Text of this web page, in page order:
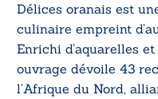
Délices oranais est
culinaire empreint
Enrichi d’aquarelles
ouvrage dévoile 43
l’Afrique du Nord,